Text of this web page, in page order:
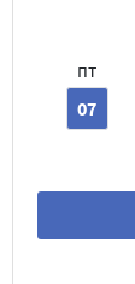
пт
07